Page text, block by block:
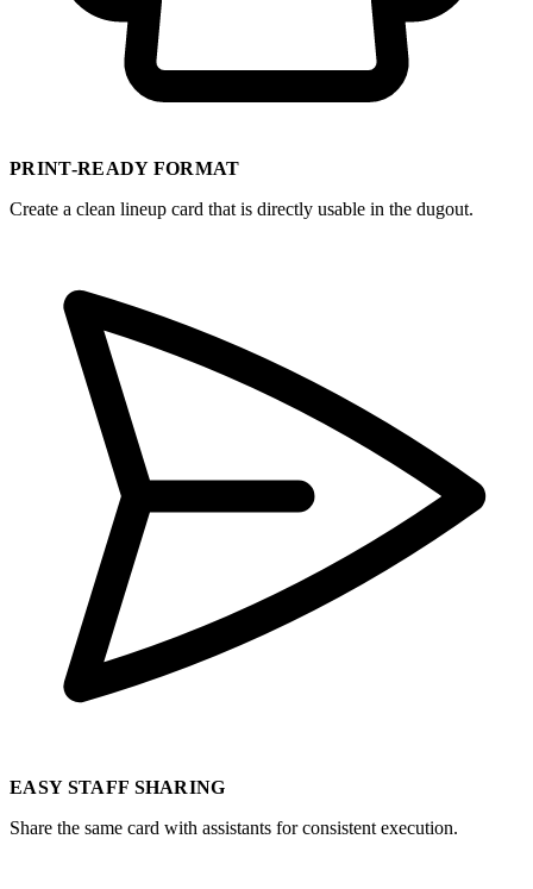
PRINT-READY FORMAT
Create a clean lineup card that is directly usable in the dugout.
EASY STAFF SHARING
Share the same card with assistants for consistent execution.